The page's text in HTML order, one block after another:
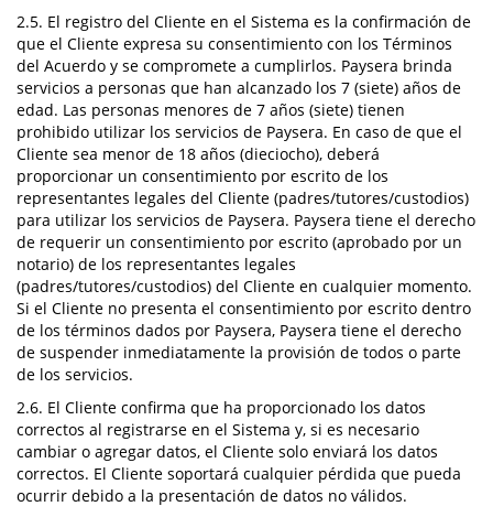
2.5. El registro del Cliente en el Sistema es la confirmación de
que el Cliente expresa su consentimiento con los Términos
del Acuerdo y se compromete a cumplirlos. Paysera brinda
servicios a personas que han alcanzado los 7 (siete) años de
edad. Las personas menores de 7 años (siete) tienen
prohibido utilizar los servicios de Paysera. En caso de que el
Cliente sea menor de 18 años (dieciocho), deberá
proporcionar un consentimiento por escrito de los
representantes legales del Cliente (padres/tutores/custodios)
para utilizar los servicios de Paysera. Paysera tiene el derecho
de requerir un consentimiento por escrito (aprobado por un
notario) de los representantes legales
(padres/tutores/custodios) del Cliente en cualquier momento.
Si el Cliente no presenta el consentimiento por escrito dentro
de los términos dados por Paysera, Paysera tiene el derecho
de suspender inmediatamente la provisión de todos o parte
de los servicios.
2.6. El Cliente confirma que ha proporcionado los datos
correctos al registrarse en el Sistema y, si es necesario
cambiar o agregar datos, el Cliente solo enviará los datos
correctos. El Cliente soportará cualquier pérdida que pueda
ocurrir debido a la presentación de datos no válidos.